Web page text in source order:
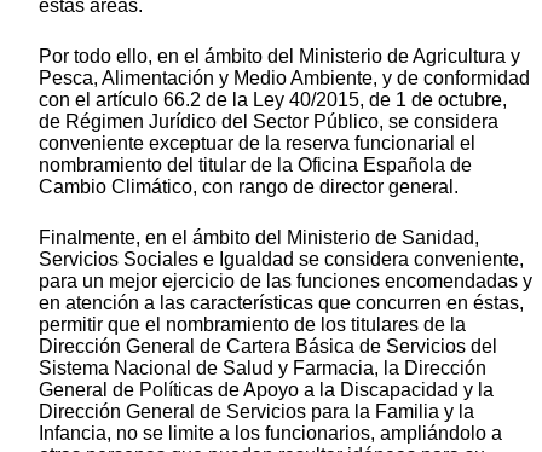
estas áreas.
Por todo ello, en el ámbito del Ministerio de Agricultura y
Pesca, Alimentación y Medio Ambiente, y de conformidad
con el artículo 66.2 de la Ley 40/2015, de 1 de octubre,
de Régimen Jurídico del Sector Público, se considera
conveniente exceptuar de la reserva funcionarial el
nombramiento del titular de la Oficina Española de
Cambio Climático, con rango de director general.
Finalmente, en el ámbito del Ministerio de Sanidad,
Servicios Sociales e Igualdad se considera conveniente,
para un mejor ejercicio de las funciones encomendadas y
en atención a las características que concurren en éstas,
permitir que el nombramiento de los titulares de la
Dirección General de Cartera Básica de Servicios del
Sistema Nacional de Salud y Farmacia, la Dirección
General de Políticas de Apoyo a la Discapacidad y la
Dirección General de Servicios para la Familia y la
Infancia, no se limite a los funcionarios, ampliándolo a